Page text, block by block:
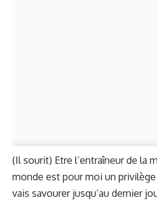
(Il sourit) Etre l’entraîneur de la
monde est pour moi un
vais savourer jusqu’au dernier